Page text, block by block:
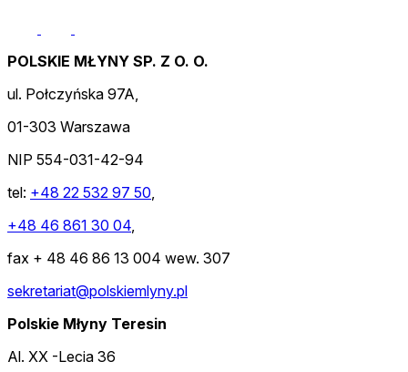
POLSKIE MŁYNY SP. Z O. O.
ul. Połczyńska 97A,
01-303 Warszawa
NIP 554-031-42-94
tel: +48 22 532 97 50,
+48 46 861 30 04,
fax + 48 46 86 13 004 wew. 307
sekretariat@polskiemlyny.pl
Polskie Młyny Teresin
Al. XX -Lecia 36